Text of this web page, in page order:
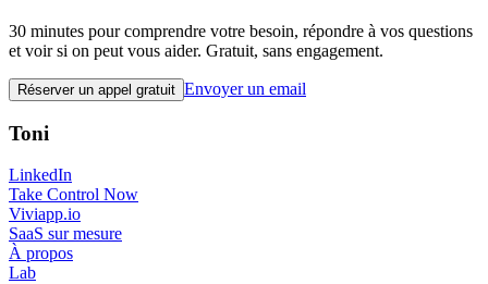
30 minutes pour comprendre votre besoin, répondre à vos questions
et voir si on peut vous aider. Gratuit, sans engagement.
Réserver un appel gratuit Envoyer un email
Toni
LinkedIn
Take Control Now
Viviapp.io
SaaS sur mesure
À propos
Lab